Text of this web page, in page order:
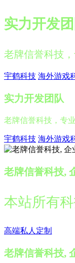
实力开发
老牌信誉科技
宇鹤科技 海外游戏
实力开发团队
老牌信誉科技，专
宇鹤科技 海外游戏
老牌信誉科技,
本站所有
高端私人定制
老牌信誉科技,